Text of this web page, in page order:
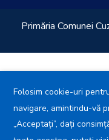
Primăria Comunei
Folosim cookie-uri
navigare, amintindu-vă
„Acceptați”, dați